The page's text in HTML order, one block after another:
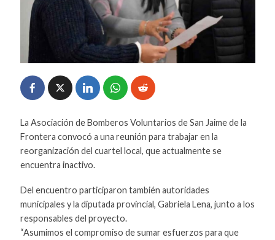
La Asociación de Bomberos Voluntarios de San Jaime de la
Frontera convocó a una reunión para trabajar en la
reorganización del cuartel local, que actualmente se
encuentra inactivo.
Del encuentro participaron también autoridades
municipales y la diputada provincial, Gabriela Lena, junto a los
responsables del proyecto.
“Asumimos el compromiso de sumar esfuerzos para que